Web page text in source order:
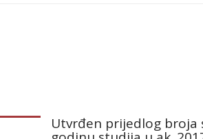
Utvrđen prijedlog broja